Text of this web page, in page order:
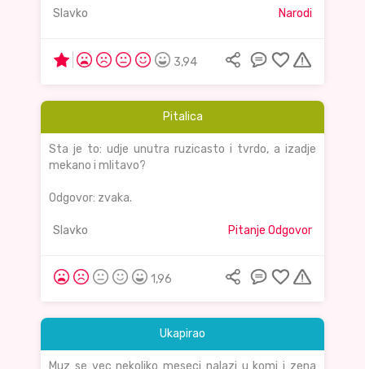
Slavko Narodi
3,94
Pitalica
Sta je to: udje unutra ruzicasto i tvrdo, a izadje
mekano i mlitavo?
Odgovor: zvaka.
Slavko Pitanje Odgovor
1,96
Ukapirao